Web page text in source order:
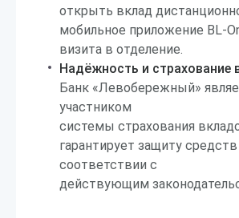
открыть вклад
мобильное приложение BL-
визита в отделение.
Надёжность и страхование
Банк «Левобережный»
участником
системы страхования
гарантирует защиту
соответствии с
действующим